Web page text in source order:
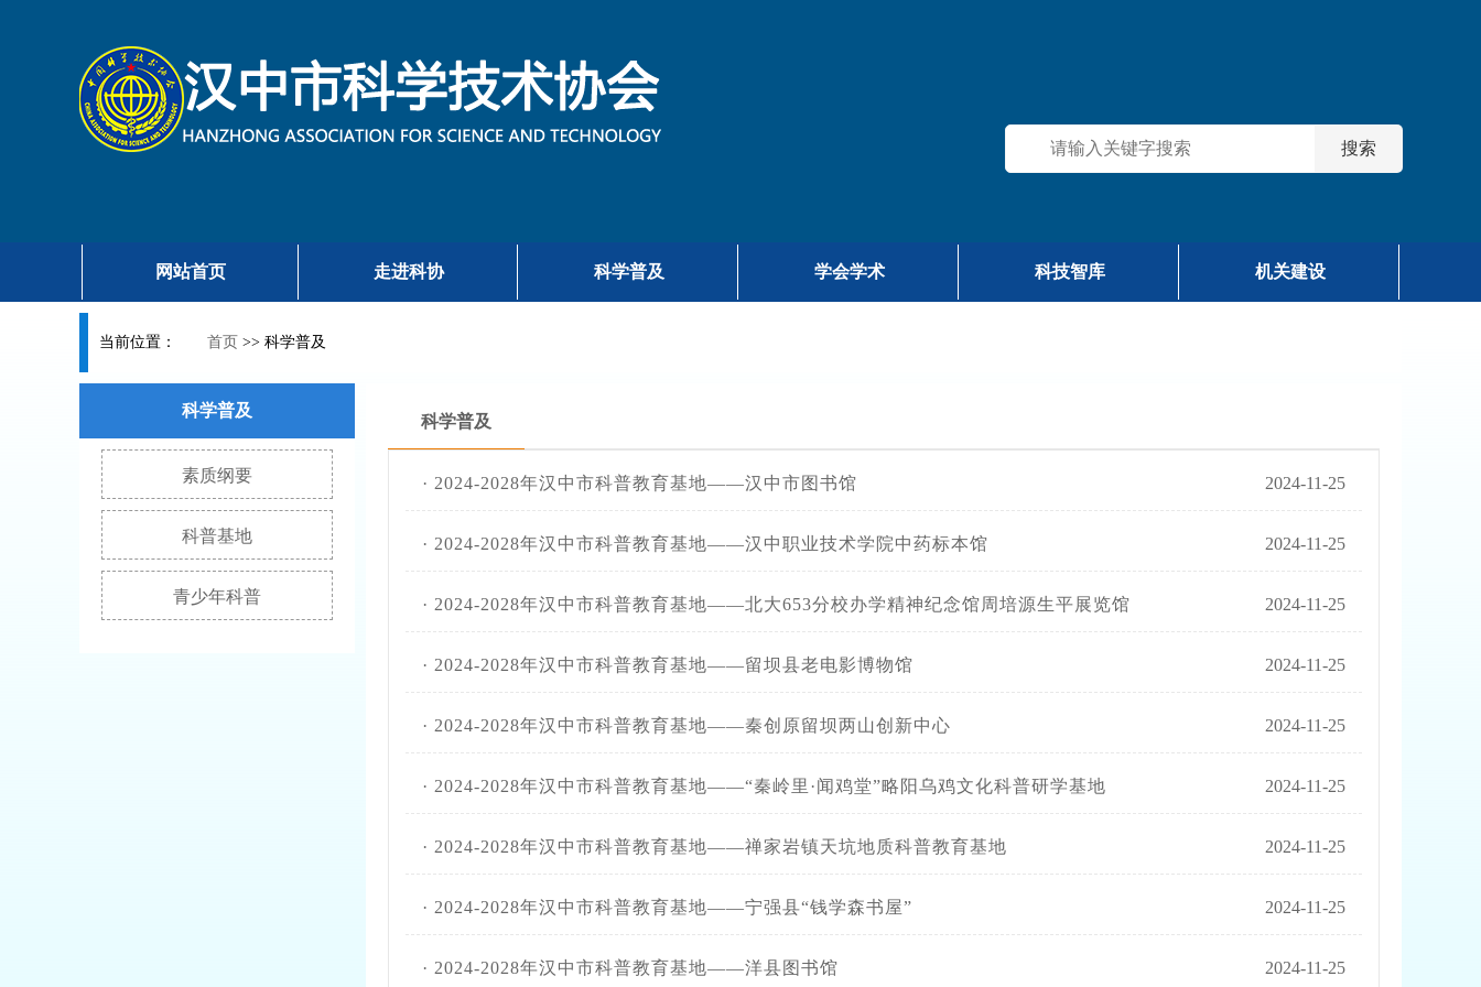
网站首页 走进科协 科学普及 学会学术 科技智库 机关建设
当前位置： 首页 >> 科学普及
科学普及
素质纲要
科普基地
青少年科普
科学普及
· 2024-2028年汉中市科普教育基地——汉中市图书馆 2024-11-25
· 2024-2028年汉中市科普教育基地——汉中职业技术学院中药标本馆 2024-11-25
· 2024-2028年汉中市科普教育基地——北大653分校办学精神纪念馆周培源生平展览馆 2024-11-25
· 2024-2028年汉中市科普教育基地——留坝县老电影博物馆 2024-11-25
· 2024-2028年汉中市科普教育基地——秦创原留坝两山创新中心 2024-11-25
· 2024-2028年汉中市科普教育基地——“秦岭里·闻鸡堂”略阳乌鸡文化科普研学基地 2024-11-25
· 2024-2028年汉中市科普教育基地——禅家岩镇天坑地质科普教育基地 2024-11-25
· 2024-2028年汉中市科普教育基地——宁强县“钱学森书屋” 2024-11-25
· 2024-2028年汉中市科普教育基地——洋县图书馆 2024-11-25